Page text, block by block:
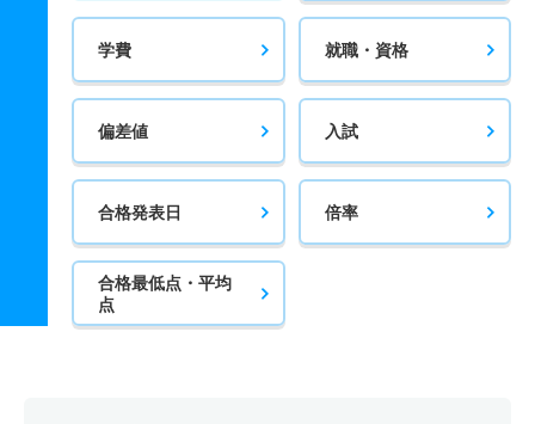
学費 就職・資格
偏差値 入試
合格発表日 倍率
合格最低点・平均
点